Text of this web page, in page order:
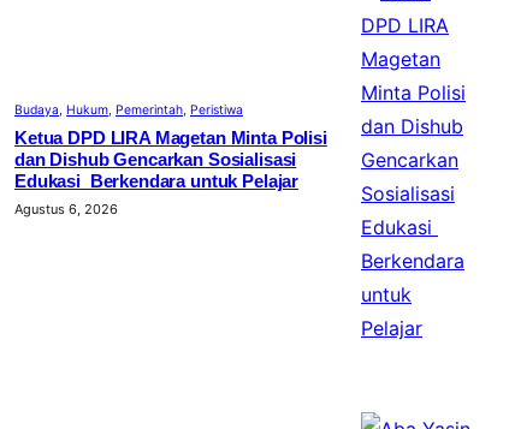
Budaya, Hukum, Pemerintah, Peristiwa
Ketua DPD LIRA Magetan Minta Polisi
dan Dishub Gencarkan Sosialisasi
Edukasi Berkendara untuk Pelajar
Agustus 6, 2026